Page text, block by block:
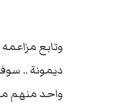
وتابع
ديمونة ..
واحد منهم